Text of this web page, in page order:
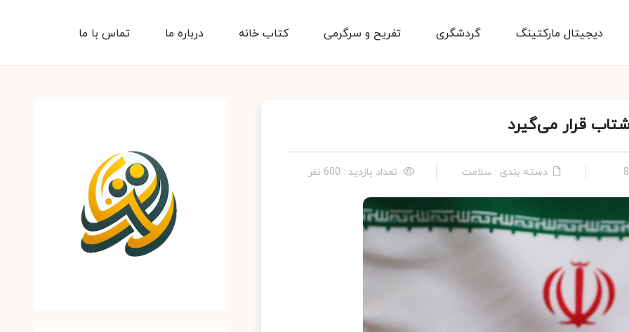
تماس با ما درباره ما کتاب خانه تفریح و سرگرمی گردشگری دیجیتال مارکتینگ
قرار می‌گیرد
دسته بندی : سلامت تعداد بازدید : 600 نفر